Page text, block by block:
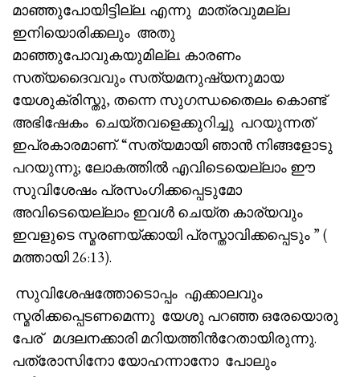
മാഞ്ഞുപോയിട്ടില്ല. എന്നു മാത്രവുമല്ല
ഇനിയൊരിക്കലും അതു
മാഞ്ഞുപോവുകയുമില്ല. കാരണം
സത്യദൈവവും സത്യമനുഷ്യനുമായ
യേശുക്രിസ്തു, തന്നെ സുഗന്ധതൈലം കൊണ്ട്
അഭിഷേകം ചെയ്തവളെക്കുറിച്ചു പറയുന്നത്
ഇപ്രകാരമാണ്. “സത്യമായി ഞാൻ നിങ്ങളോടു
പറയുന്നു; ലോകത്തിൽ എവിടെയെല്ലാം ഈ
സുവിശേഷം പ്രസംഗിക്കപ്പെടുമോ
അവിടെയെല്ലാം ഇവൾ ചെയ്ത കാര്യവും
ഇവളുടെ സ്മരണയ്ക്കായി പ്രസ്താവിക്കപ്പെടും ” (
മത്തായി 26:13).
സുവിശേഷത്തോടൊപ്പം എക്കാലവും
സ്മരിക്കപ്പെടണമെന്നു യേശു പറഞ്ഞ ഒരേയൊരു
പേര് മഗ്ദലനക്കാരി മറിയത്തിൻറേതായിരുന്നു.
പത്രോസിനോ യോഹന്നാനോ പോലും